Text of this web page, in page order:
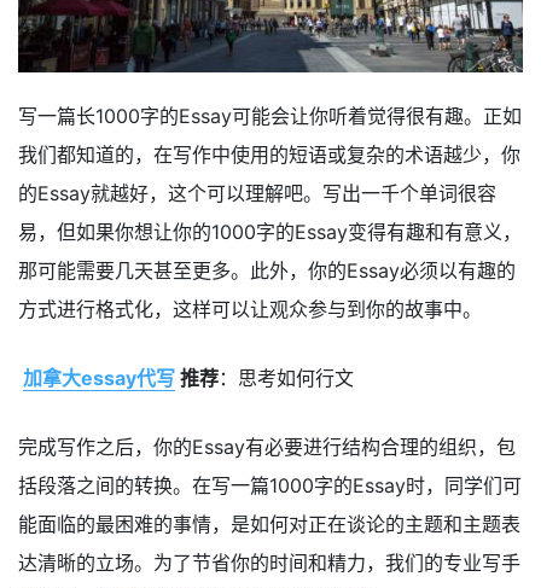
写一篇长1000字的Essay可能会让你听着觉得很有趣。正如
我们都知道的，在写作中使用的短语或复杂的术语越少，你
的Essay就越好，这个可以理解吧。写出一千个单词很容
易，但如果你想让你的1000字的Essay变得有趣和有意义，
那可能需要几天甚至更多。此外，你的Essay必须以有趣的
方式进行格式化，这样可以让观众参与到你的故事中。
加拿大essay代写 推荐：思考如何行文
完成写作之后，你的Essay有必要进行结构合理的组织，包
括段落之间的转换。在写一篇1000字的Essay时，同学们可
能面临的最困难的事情，是如何对正在谈论的主题和主题表
达清晰的立场。为了节省你的时间和精力，我们的专业写手